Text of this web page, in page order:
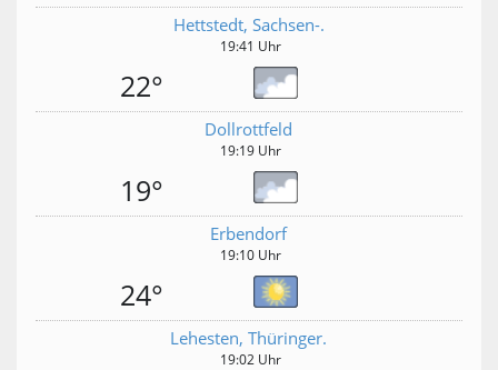
Hettstedt, Sachsen-.
19:41 Uhr
22°
Dollrottfeld
19:19 Uhr
19°
Erbendorf
19:10 Uhr
24°
Lehesten, Thüringer.
19:02 Uhr